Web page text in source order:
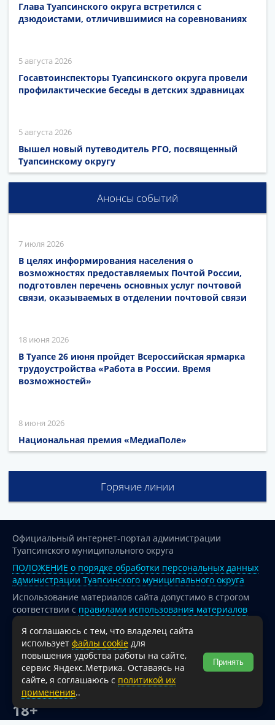
Глава Туапсинского округа встретился с
дзюдоистами, отличившимися на соревнованиях
5 августа 2026
Госавтоинспекторы Туапсинского округа провели
профилактические беседы в детских здравницах
5 августа 2026
Вышел новый путеводитель РГО, посвященный
Туапсинскому округу
Анонсы событий
7 июля 2026
В целях информирования населения о
возможностях предоставляемых Почтой России,
подготовлен перечень основных услуг почтовой
связи, оказываемых в отделении почтовой связи
18 июня 2026
В Туапсе 26 июня пройдет Всероссийская ярмарка
трудоустройства «Работа в России. Время
возможностей»
8 июня 2026
Национальная премия «МедиаПоле»
Горячие линии
Официальный интернет-портал администрации
Туапсинского муниципального округа
ПОЛОЖЕНИЕ о порядке обработки персональных данных
администрации Туапсинского муниципального округа
Использование материалов сайта допустимо в строгом
соответствии с правилами использования материалов
опубликованных на сайте
При перепечатке и использовании информации ссылка
на источник обязательна.
Для сайтов и страниц сети Интернет обязательна
активная гиперссылка на официальный интернет-портал
администрации Туапсинского муниципального округа.
18+
Я соглашаюсь с тем, что владелец сайта
использует файлы cookie для
повышения удобства работы на сайте,
сервис Яндекс.Метрика. Оставаясь на
сайте, я соглашаюсь с политикой их
применения..
Принять